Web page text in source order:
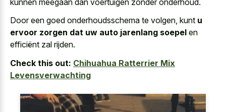
Door een goed onderhoudsschema te volgen, kunt u
ervoor zorgen dat uw auto jarenlang soepel en
efficiënt zal rijden.
Check this out: Chihuahua Ratterrier Mix
Levensverwachting